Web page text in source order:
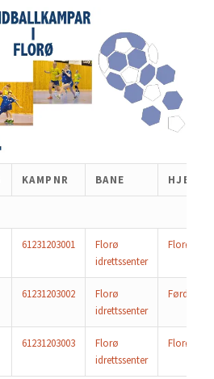
KAMPNR BANE
61231203001
Florø
idrettssenter
Florø
61231203002
Florø
idrettssenter
Førde
61231203003
Florø
idrettssenter
Florø